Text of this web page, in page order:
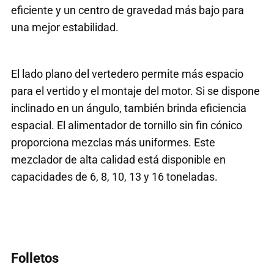
eficiente y un centro de gravedad más bajo para
una mejor estabilidad.
El lado plano del vertedero permite más espacio
para el vertido y el montaje del motor. Si se dispone
inclinado en un ángulo, también brinda eficiencia
espacial. El alimentador de tornillo sin fin cónico
proporciona mezclas más uniformes. Este
mezclador de alta calidad está disponible en
capacidades de 6, 8, 10, 13 y 16 toneladas.
Folletos